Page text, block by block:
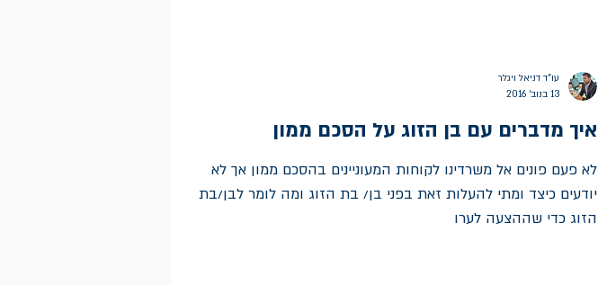
איך מדברים עם בן הזוג על הסכם ממון
לא פעם פונים אל משרדינו לקוחות המעוניינים בהסכם ממון אך לא
יודעים כיצד ומתי להעלות זאת בפני בן/ בת הזוג ומה לומר לבן/בת
הזוג כדי שההצעה לערו
עו"ד דניאל ויגלר
13 בנוב׳ 2016